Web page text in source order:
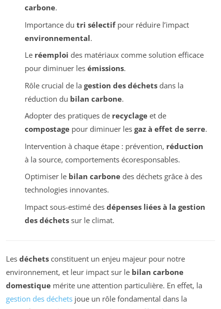
carbone.
Importance du tri sélectifpour réduire l’impact
environnemental.
Le réemploi des matériaux comme solution efficace
pour diminuer les émissions.
Rôle crucial de la gestion des déchetsdans la
réduction du bilan carbone.
Adopter des pratiques de recyclageet de
compostagepour diminuer les gaz à effet de serre.
Intervention à chaque étape : prévention, réduction
à la source, comportements écoresponsables.
Optimiser le bilan carbonedes déchets grâce à des
technologies innovantes.
Impact sous-estimé des dépenses liées à la gestion
des déchetssur le climat.
Les déchets constituent un enjeu majeur pour notre
environnement, et leur impact sur le bilan carbone
domestique mérite une attention particulière. En effet, la
gestion des déchets joue un rôle fondamental dans la